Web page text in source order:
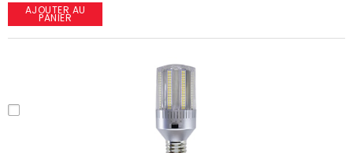
AJOUTER AU
PANIER